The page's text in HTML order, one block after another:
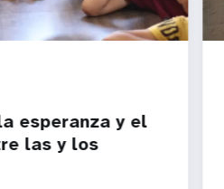
esperanza y el
las y los